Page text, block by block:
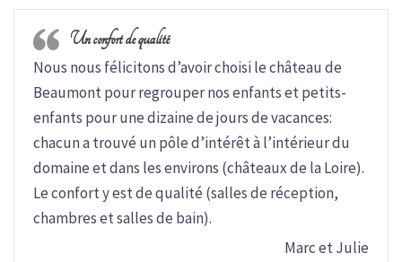
Un confort de qualité
Nous nous félicitons d’avoir choisi le château de
Beaumont pour regrouper nos enfants et petits-
enfants pour une dizaine de jours de vacances:
chacun a trouvé un pôle d’intérêt à l’intérieur du
domaine et dans les environs (châteaux de la Loire).
Le confort y est de qualité (salles de réception,
chambres et salles de bain).
Marc et Julie